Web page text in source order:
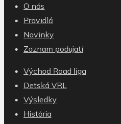
O nás
Pravidlá
Novinky
Zoznam podujatí
Východ Road liga
Detská VRL
Výsledky
História